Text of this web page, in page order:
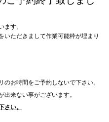
ます。
いただきまして作業可能枠が埋まり
お時間をご予約しないで下さい。
出来ない事がございます。
さい。